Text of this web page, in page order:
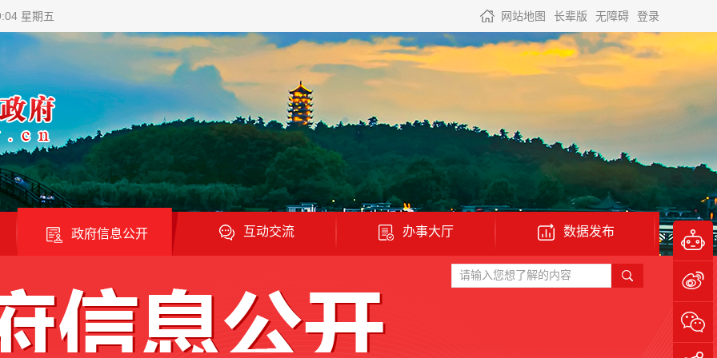
星期五 网站地图 长辈版 无障碍 登录
政府信息公开 互动交流 办事大厅 数据发布